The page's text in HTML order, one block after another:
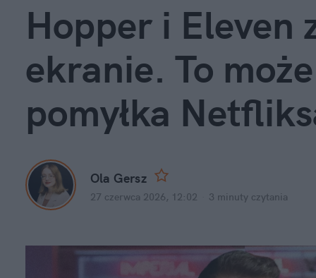
Hopper i Eleven
ekranie. To
pomyłka
Ola Gersz
27 czerwca 2026, 12:02 3 minuty czytania